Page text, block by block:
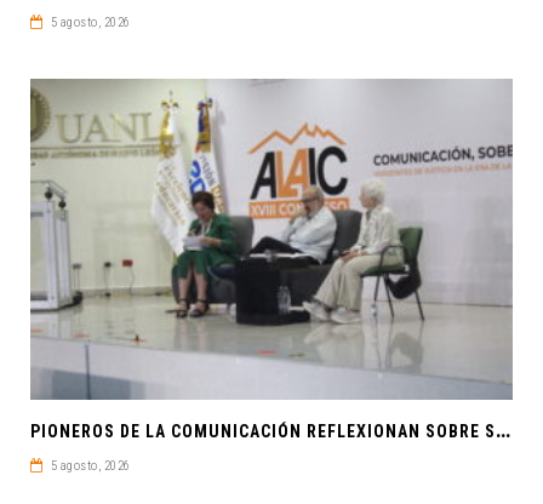
5 agosto, 2026
P
IONEROS DE LA COMUNICACIÓN REFLEXIONAN SOBRE SOBERANÍA CULTURAL Y JUSTICIA EN ALAIC 2026
5 agosto, 2026